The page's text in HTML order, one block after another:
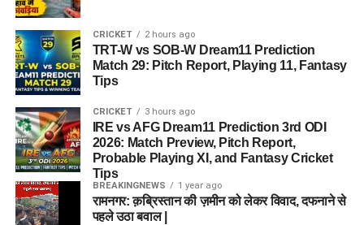
CRICKET 2 hours ago
TRT-W vs SOB-W Dream11 Prediction
Match 29: Pitch Report, Playing 11, Fantasy
Tips
CRICKET 3 hours ago
IRE vs AFG Dream11 Prediction 3rd ODI
2026: Match Preview, Pitch Report,
Probable Playing XI, and Fantasy Cricket
Tips
BREAKINGNEWS 1 year ago
रामनगर: क़ब्रिस्तान की ज़मीन को लेकर विवाद, दफनाने से
पहले उठा बवाल |